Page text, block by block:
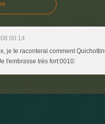
00:14
je te raconterai comment
t'embrasse très fort:0010: